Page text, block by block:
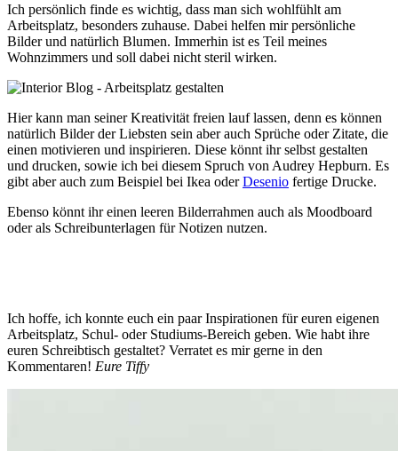
Ich persönlich finde es wichtig, dass man sich wohlfühlt am
Arbeitsplatz, besonders zuhause. Dabei helfen mir persönliche
Bilder und natürlich Blumen. Immerhin ist es Teil meines
Wohnzimmers und soll dabei nicht steril wirken.
Hier kann man seiner Kreativität freien lauf lassen, denn es können
natürlich Bilder der Liebsten sein aber auch Sprüche oder Zitate, die
einen motivieren und inspirieren. Diese könnt ihr selbst gestalten
und drucken, sowie ich bei diesem Spruch von Audrey Hepburn. Es
gibt aber auch zum Beispiel bei Ikea oderDesenio fertige Drucke.
Ebenso könnt ihr einen leeren Bilderrahmen auch als Moodboard
oder als Schreibunterlagen für Notizen nutzen.
Ich hoffe, ich konnte euch ein paar Inspirationen für euren eigenen
Arbeitsplatz, Schul- oder Studiums-Bereich geben. Wie habt ihre
euren Schreibtisch gestaltet? Verratet es mir gerne in den
Kommentaren! Eure Tiffy